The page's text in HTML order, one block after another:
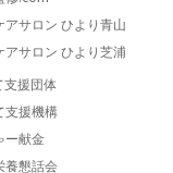
アサロン ひより青山
アサロン ひより芝浦
支援団体
支援機構
ー献金
養懇話会